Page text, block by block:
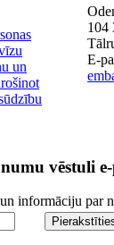
un
104
E-
vēstuli
informāciju par